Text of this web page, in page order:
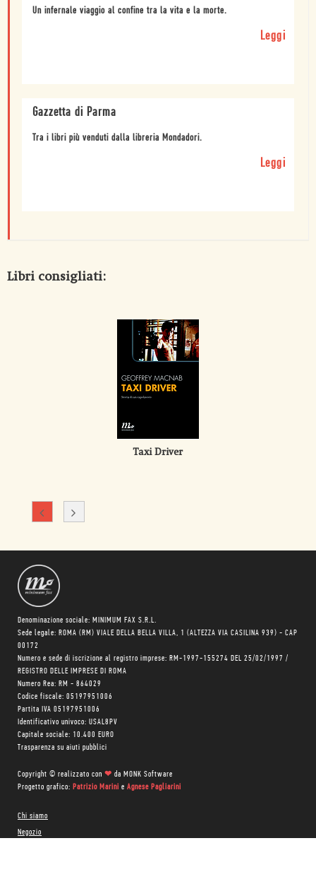
Un infernale viaggio al confine tra la vita e la morte.
Leggi
Gazzetta di Parma
Tra i libri più venduti dalla libreria Mondadori.
Leggi
Libri consigliati:
Taxi Driver
Denominazione sociale: MINIMUM FAX S.R.L.
Sede legale: ROMA (RM) VIALE DELLA BELLA VILLA, 1 (ALTEZZA VIA CASILINA 939) - CAP
00172
Numero e sede di iscrizione al registro imprese: RM-1997-155274 DEL 25/02/1997 /
REGISTRO DELLE IMPRESE DI ROMA
Numero Rea: RM - 864029
Codice fiscale: 05197951006
Partita IVA 05197951006
Identificativo univoco: USAL8PV
Capitale sociale: 10.400 EURO
Trasparenza su aiuti pubblici
Copyright © realizzato con ❤ da MONK Software
Progetto grafico: Patrizio Marini e Agnese Pagliarini
Chi siamo
Negozio